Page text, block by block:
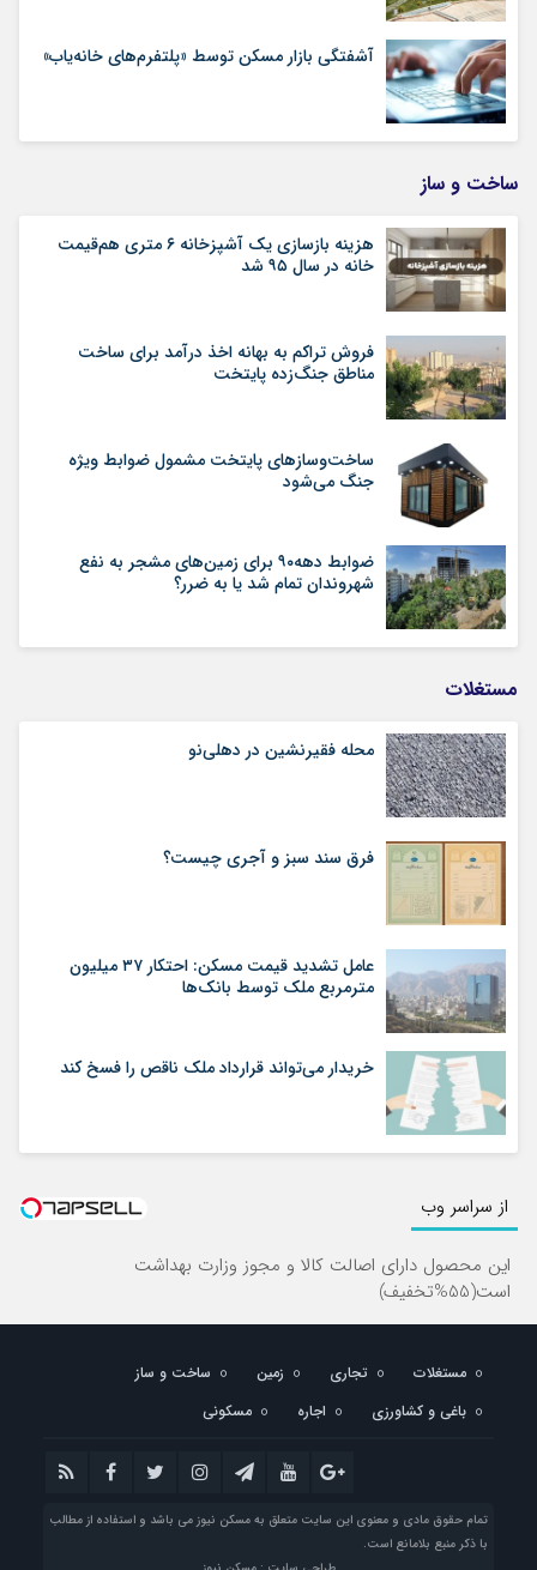
آشفتگی بازار مسکن توسط «پلتفرم‌های خانه‌یاب»
ساخت و ساز
هزینه بازسازی یک آشپزخانه ۶ متری هم‌قیمت
خانه در سال ۹۵ شد
فروش تراکم به بهانه اخذ درآمد برای ساخت
مناطق جنگ‌زده پایتخت
ساخت‌وسازهای پایتخت مشمول ضوابط ویژه
جنگ می‌شود
ضوابط دهه۹۰ برای زمین‌های مشجر به نفع
شهروندان تمام شد یا به ضرر؟
مستغلات
محله فقیرنشین در دهلی‏‌نو
فرق سند سبز و آجری چیست؟
عامل تشدید قیمت مسکن: احتکار ۳۷ میلیون
مترمربع ملک توسط بانک‌ها
خریدار می‌تواند قرارداد ملک ناقص را فسخ کند
از سراسر وب
این محصول دارای اصالت کالا و مجوز وزارت بهداشت
است(55%تخفیف)
مستغلات تجاری زمین
ساخت و ساز
باغی و کشاورزی
اجاره مسکونی
تمام حقوق مادی و معنوی این سایت متعلق به مسکن نیوز می باشد و استفاده از مطالب
با ذکر منبع بلامانع است.